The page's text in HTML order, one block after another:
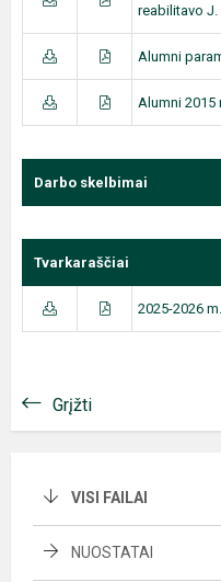
reabilitavo
Alumni
Alumni 2015
Darbo skelbimai
Tvarkaraščiai
2025-2026
Grįžti
VISI FAILAI
NUOSTATAI